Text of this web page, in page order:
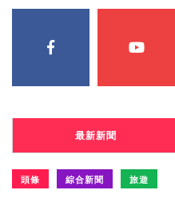
最新新聞
頭條 綜合新聞 旅遊